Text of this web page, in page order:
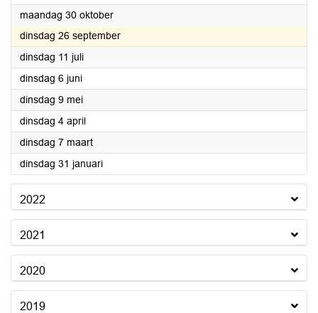
maandag 30 oktober2023
dinsdag 26 september2023
dinsdag 11 juli2023
dinsdag 6 juni2023
dinsdag 9 mei2023
dinsdag 4 april2023
dinsdag 7 maart2023
dinsdag 31 januari2023
2022
2021
2020
2019